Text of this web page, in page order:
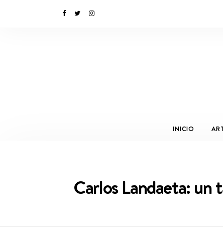
INICIO
Carlos Landaeta: un